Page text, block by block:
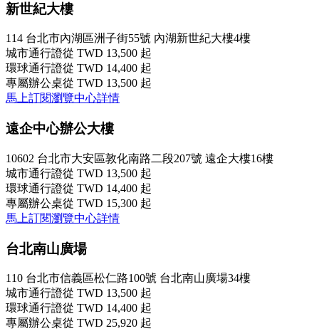
新世紀大樓
114 台北市內湖區洲子街55號 內湖新世紀大樓4樓
城市通行證從 TWD 13,500 起
環球通行證從 TWD 14,400 起
專屬辦公桌從 TWD 13,500 起
馬上訂閱瀏覽中心詳情
遠企中心辦公大樓
10602 台北市大安區敦化南路二段207號 遠企大樓16樓
城市通行證從 TWD 13,500 起
環球通行證從 TWD 14,400 起
專屬辦公桌從 TWD 15,300 起
馬上訂閱瀏覽中心詳情
台北南山廣場
110 台北市信義區松仁路100號 台北南山廣場34樓
城市通行證從 TWD 13,500 起
環球通行證從 TWD 14,400 起
專屬辦公桌從 TWD 25,920 起